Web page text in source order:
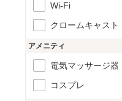
Wi-Fi
クロームキャスト
アメニティ
電気マッサージ器
コスプレ